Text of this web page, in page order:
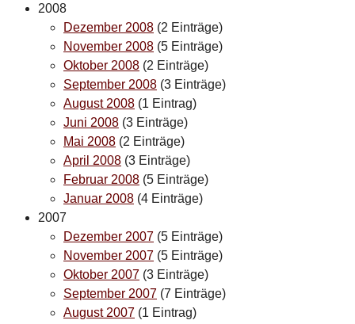
2008
Dezember 2008 (2 Einträge)
November 2008 (5 Einträge)
Oktober 2008 (2 Einträge)
September 2008 (3 Einträge)
August 2008 (1 Eintrag)
Juni 2008 (3 Einträge)
Mai 2008 (2 Einträge)
April 2008 (3 Einträge)
Februar 2008 (5 Einträge)
Januar 2008 (4 Einträge)
2007
Dezember 2007 (5 Einträge)
November 2007 (5 Einträge)
Oktober 2007 (3 Einträge)
September 2007 (7 Einträge)
August 2007 (1 Eintrag)